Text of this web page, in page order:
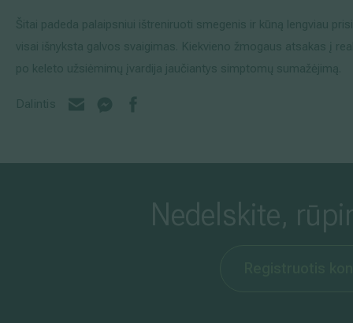
Šitai padeda palaipsniui ištreniruoti smegenis ir kūną lengviau
visai išnyksta galvos svaigimas. Kiekvieno žmogaus atsakas į
po keleto užsiėmimų įvardija jaučiantys simptomų sumažėjimą.
Dalintis
Nedelskite,